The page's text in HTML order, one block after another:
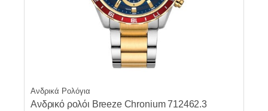
Ανδρικά Ρολόγια
Ανδρικό ρολόι Breeze Chronium 712462.3